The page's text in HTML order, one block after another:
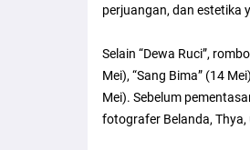
perjuangan, dan estetika
Selain “Dewa Ruci”,
Mei), “Sang Bima” (14
Mei). Sebelum
fotografer Belanda,